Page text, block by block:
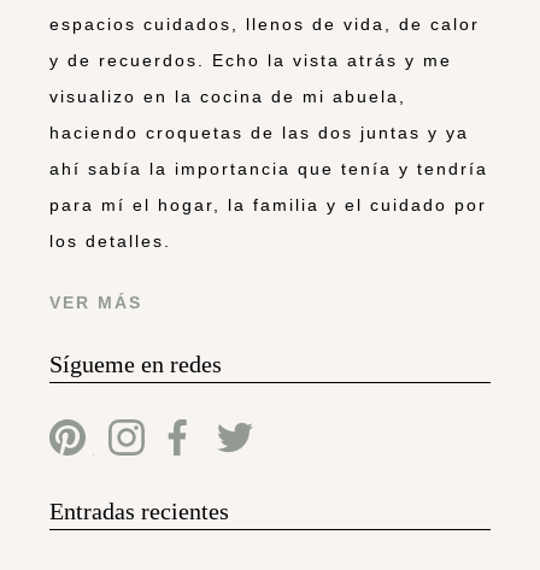
espacios cuidados, llenos de vida, de calor
y de recuerdos. Echo la vista atrás y me
visualizo en la cocina de mi abuela,
haciendo croquetas de las dos juntas y ya
ahí sabía la importancia que tenía y tendría
para mí el hogar, la familia y el cuidado por
los detalles.
VER MÁS
Sígueme en redes
Entradas recientes